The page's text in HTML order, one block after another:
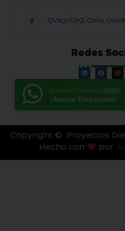
QVXQ+C6Q, Cota,
Redes
Asesoría Comercial
¡Asesor Disponible!
Copyright © Proyectos
Hecho con
por